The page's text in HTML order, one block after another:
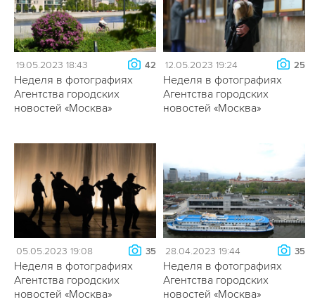
19.05.2023 18:43 42
Неделя в фотографиях
Агентства городских
новостей «Москва»
12.05.2023 19:24 25
Неделя в фотографиях
Агентства городских
новостей «Москва»
05.05.2023 19:08 35
Неделя в фотографиях
Агентства городских
новостей «Москва»
28.04.2023 19:44 35
Неделя в фотографиях
Агентства городских
новостей «Москва»